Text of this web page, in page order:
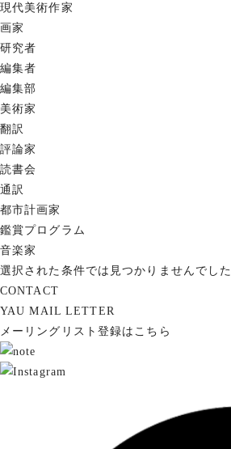
現代美術作家
画家
研究者
編集者
編集部
美術家
翻訳
評論家
読書会
通訳
都市計画家
鑑賞プログラム
音楽家
選択された条件では見つかりませんでした
CONTACT
YAU MAIL LETTER
メーリングリスト登録はこちら